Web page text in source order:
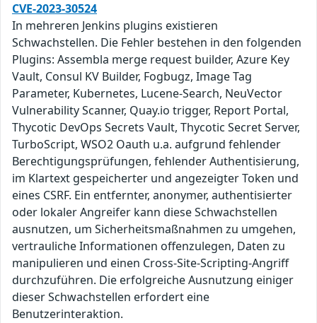
CVE-2023-30524
In mehreren Jenkins plugins existieren
Schwachstellen. Die Fehler bestehen in den folgenden
Plugins: Assembla merge request builder, Azure Key
Vault, Consul KV Builder, Fogbugz, Image Tag
Parameter, Kubernetes, Lucene-Search, NeuVector
Vulnerability Scanner, Quay.io trigger, Report Portal,
Thycotic DevOps Secrets Vault, Thycotic Secret Server,
TurboScript, WSO2 Oauth u.a. aufgrund fehlender
Berechtigungsprüfungen, fehlender Authentisierung,
im Klartext gespeicherter und angezeigter Token und
eines CSRF. Ein entfernter, anonymer, authentisierter
oder lokaler Angreifer kann diese Schwachstellen
ausnutzen, um Sicherheitsmaßnahmen zu umgehen,
vertrauliche Informationen offenzulegen, Daten zu
manipulieren und einen Cross-Site-Scripting-Angriff
durchzuführen. Die erfolgreiche Ausnutzung einiger
dieser Schwachstellen erfordert eine
Benutzerinteraktion.